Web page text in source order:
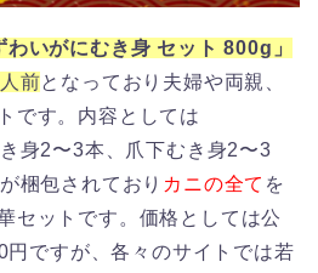
わいがにむき身 セット 800g」
前となっており夫婦や両親、
です。内容としては
身2〜3本、爪下むき身2〜3
梱包されており カニの全て を
セットです。価格としては公
ですが、各々のサイトでは若